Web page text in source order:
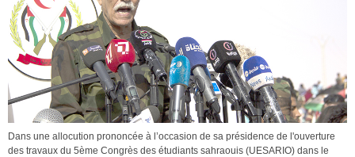
Dans une allocution prononcée à l’occasion de sa présidence de l'ouverture
des travaux du 5ème Congrès des étudiants sahraouis (UESARIO) dans le